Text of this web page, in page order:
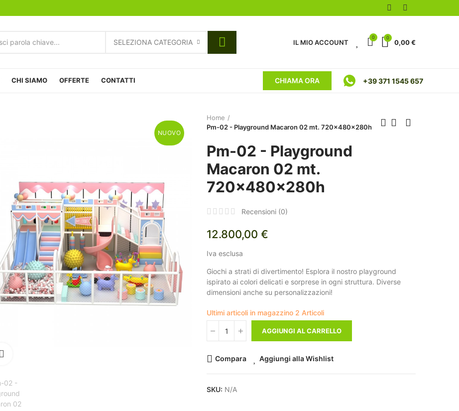
SELEZIONA CATEGORIA IL MIO ACCOUNT
0 0
0,00 €
CHI SIAMO OFFERTE CONTATTI CHIAMA ORA +39 371 1545 657
NUOVO
Home
Pm-02 - Playground Macaron 02 mt. 720x480x280h
Pm-02 - Playground
Macaron 02 mt.
720x480x280h
Recensioni (0)
12.800,00 €
Iva esclusa
Giochi a strati di divertimento! Esplora il nostro playground
ispirato ai colori delicati e sorprese in ogni struttura. Diverse
dimensioni anche su personalizzazioni!
Ultimi articoli in magazzino 2 Articoli
AGGIUNGI AL CARRELLO
Compara Aggiungi alla Wishlist
SKU: N/A